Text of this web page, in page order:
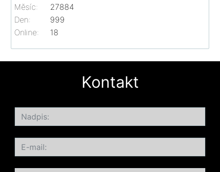
Online: 18
Měsíc:
27884
Den:
999
Kontakt